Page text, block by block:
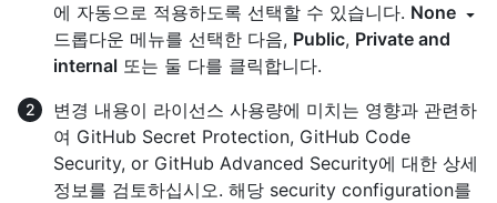
에 자동으로 적용하도록 선택할 수 있습니다. None
드롭다운 메뉴를 선택한 다음, Public, Private and
internal 또는 둘 다를 클릭합니다.
변경 내용이 라이선스 사용량에 미치는 영향과 관련하
여 GitHub Secret Protection, GitHub Code
Security, or GitHub Advanced Security에 대한 상세
정보를 검토하십시오. 해당 security configuration를